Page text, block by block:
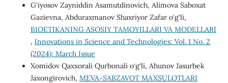
G‘iyosov Zayniddin Asamutdinovich, Alimova Saboxat
Gazievna, Abduraxmanov Shaxriyor Zafar o‘g‘li,
BIOETIKANING ASOSIY TAMOYILLARI VA MODELLARI
, Innovations in Science and Technologies: Vol. 1 No. 2
(2024): March Issue
Xomidov Qaxxorali Qurbonali o‘g‘li, Ahunov Jasurbek
Jaxongirovich, MEVA-SABZAVOT MAXSULOTLARI